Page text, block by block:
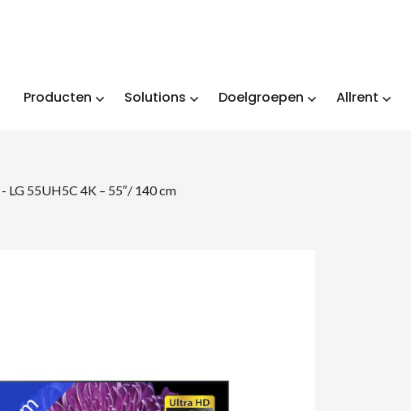
Producten Solutions Doelgroepen Allrent
- LG 55UH5C 4K – 55″/ 140 cm